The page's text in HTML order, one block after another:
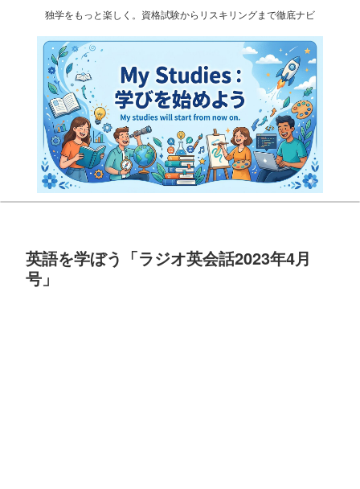
独学をもっと楽しく。資格試験からリスキリングまで徹底ナビ
英語を学ぼう「ラジオ英会話2023年4月
号」